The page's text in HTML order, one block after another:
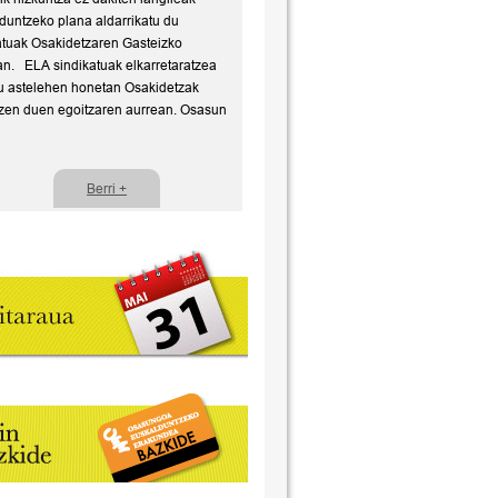
plana aldarrikatu du
Osakidetzaren Gasteizko
ELA sindikatuak elkarretaratzea
astelehen honetan Osakidetzak
duen egoitzaren aurrean. Osasun
Berri +